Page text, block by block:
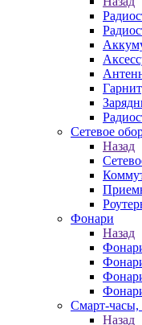
Сетевое
Назад
Фонари
Назад
Смарт-часы,
Назад